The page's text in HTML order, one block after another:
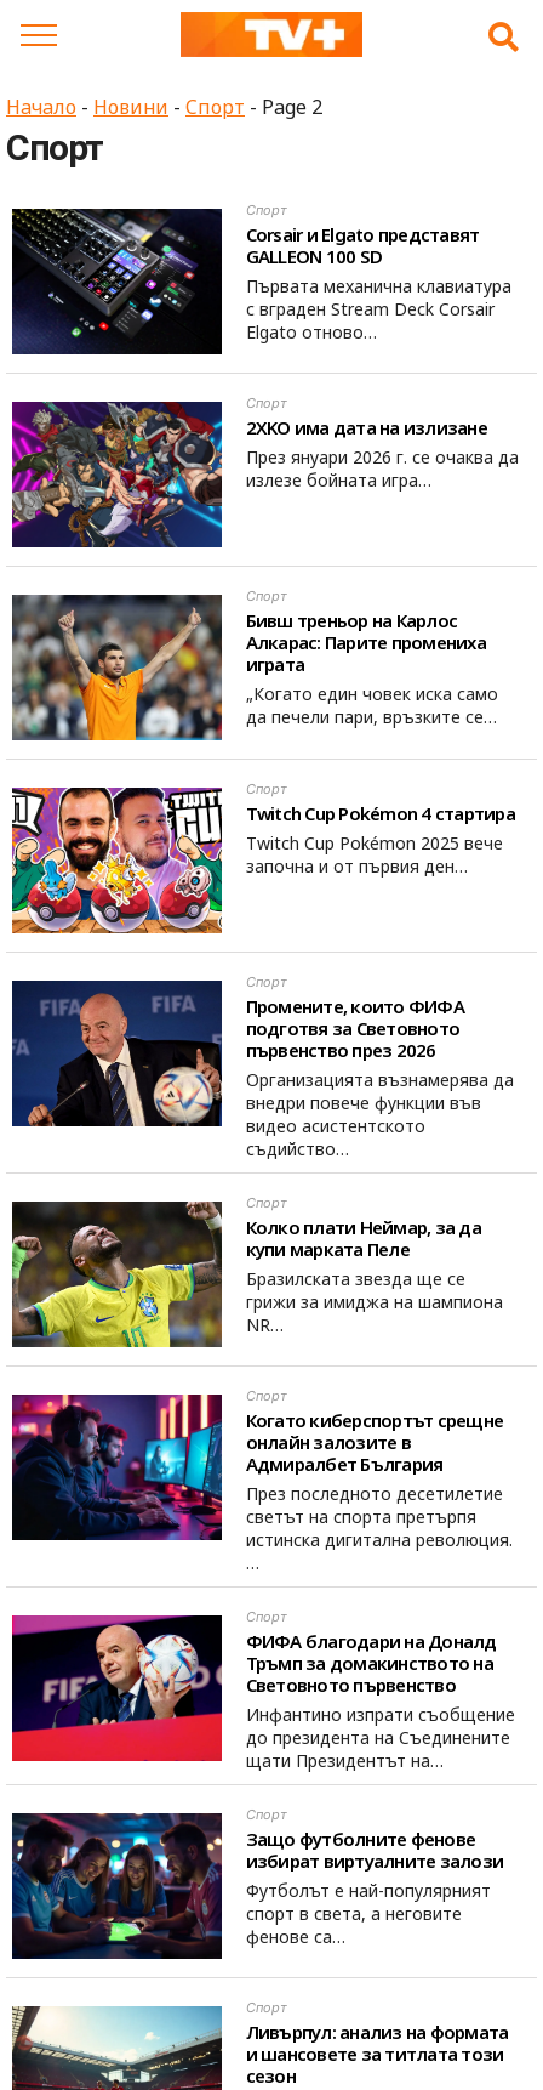
Начало - Новини - Спорт - Page 2
Спорт
Спорт
Corsair и Elgato представят
GALLEON 100 SD
Първата механична клавиатура
с вграден Stream Deck Corsair
Elgato отново…
Спорт
2XKO има дата на излизане
През януари 2026 г. се очаква да
излезе бойната игра…
Спорт
Бивш треньор на Карлос
Алкарас: Парите промениха
играта
„Когато един човек иска само
да печели пари, връзките се…
Спорт
Twitch Cup Pokémon 4 стартира
Twitch Cup Pokémon 2025 вече
започна и от първия ден…
Спорт
Промените, които ФИФА
подготвя за Световното
първенство през 2026
Организацията възнамерява да
внедри повече функции във
видео асистентското
съдийство…
Спорт
Колко плати Неймар, за да
купи марката Пеле
Бразилската звезда ще се
грижи за имиджа на шампиона
NR…
Спорт
Когато киберспортът срещне
онлайн залозите в
Адмиралбет България
През последното десетилетие
светът на спорта претърпя
истинска дигитална революция.
…
Спорт
ФИФА благодари на Доналд
Тръмп за домакинството на
Световното първенство
Инфантино изпрати съобщение
до президента на Съединените
щати Президентът на…
Спорт
Защо футболните фенове
избират виртуалните залози
Футболът е най-популярният
спорт в света, а неговите
фенове са…
Спорт
Ливърпул: анализ на формата
и шансовете за титлата този
сезон